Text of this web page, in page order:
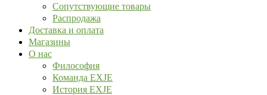
Сопутствующие товары
Распродажа
Доставка и оплата
Магазины
О нас
Философия
Команда EXJE
История EXJE